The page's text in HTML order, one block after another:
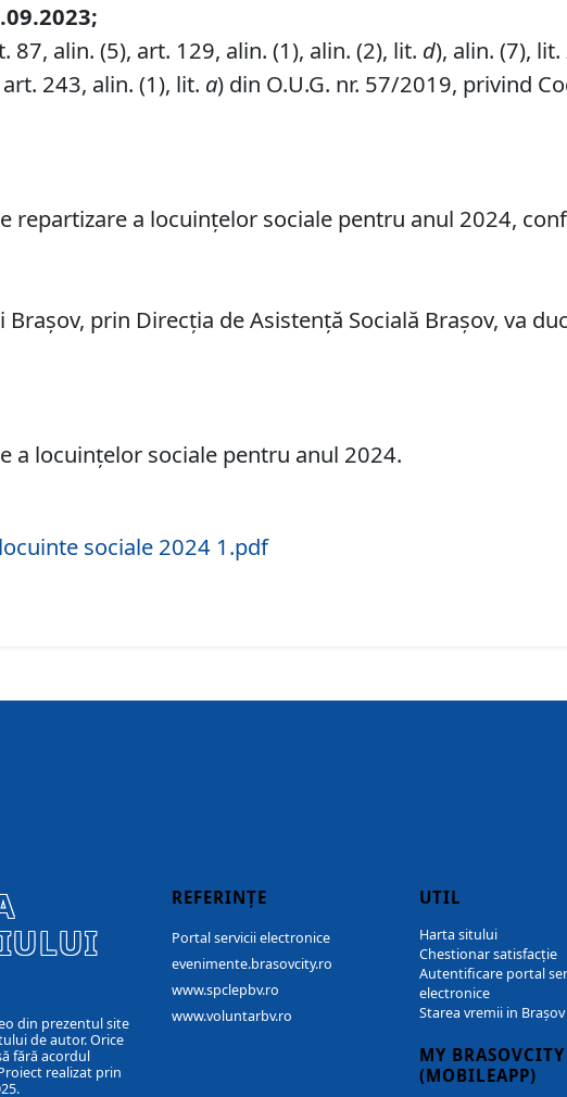
87, alin. (5), art. 129, alin. (1), alin. (2), lit. d), alin. (7), lit.
243, alin. (1), lit. a) din O.U.G. nr. 57/2019, privind
repartizare a locuinţelor sociale pentru anul 2024,
prin Direcţia de Asistenţă Socială Braşov, va
a locuinţelor sociale pentru anul 2024.
sociale 2024 1.pdf
din prezentul site
de autor. Orice
fără acordul
realizat prin
REFERINȚE
Portal servicii electronice
evenimente.brasovcity.ro
www.spclepbv.ro
www.voluntarbv.ro
UTIL
Harta sitului
Chestionar satisfacție
Autentificare portal
electronice
Starea vremii in Brașov
MY BRASOVCITY
(MOBILEAPP)